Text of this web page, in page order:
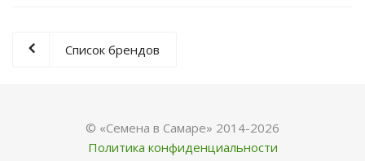
Список брендов
© «Семена в Самаре» 2014-2026
Политика конфиденциальности